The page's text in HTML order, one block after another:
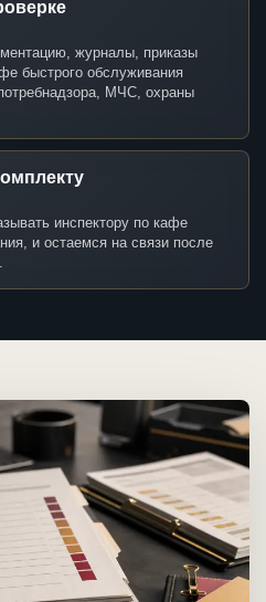
журналы, приказы
быстрого обслуживания
МЧС, охраны
инспектору по кафе
и остаемся на связи после